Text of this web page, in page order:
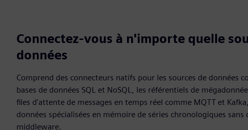
Connectez-vous à n'importe quelle
données
Comprend des connecteurs natifs pour les sources de données
bases de données SQL et NoSQL, les référentiels de
files d'attente de messages en temps réel comme MQTT et
données spécialisées en mémoire de séries chronologiques sans
middleware.